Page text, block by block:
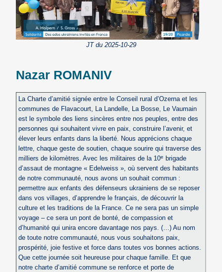
JT du 2025-10-29
Nazar ROMANIV
La Charte d’amitié signée entre le Conseil rural d’Ozerna et les
communes de Flavacourt, La Landelle, La Bosse, Le Vaumain
est le symbole des liens sincères entre nos peuples, entre des
personnes qui souhaitent vivre en paix, construire l’avenir, et
élever leurs enfants dans la liberté. Nous apprécions chaque
lettre, chaque geste de soutien, chaque sourire qui traverse des
milliers de kilomètres. Avec les militaires de la 10e
brigade
d’assaut de montagne « Edelweiss », où servent des habitants
de notre communauté, nous avons un souhait commun :
permettre aux enfants des défenseurs ukrainiens de se reposer
dans vos villages, d’apprendre le français, de découvrir la
culture et les traditions de la France. Ce ne sera pas un simple
voyage – ce sera un pont de bonté, de compassion et
d’humanité qui unira encore davantage nos pays. (…) Au nom
de toute notre communauté, nous vous souhaitons paix,
prospérité, joie festive et force dans toutes vos bonnes actions.
Que cette journée soit heureuse pour chaque famille. Et que
notre charte d’amitié commune se renforce et porte de